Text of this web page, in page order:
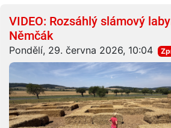
VIDEO: Rozsáhlý slámový
Němčák
Pondělí, 29. června 2026, 10:04